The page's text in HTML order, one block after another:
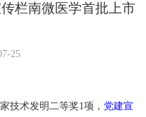
栏南微医学首批上市
25
技术发明二等奖1项， 党建宣